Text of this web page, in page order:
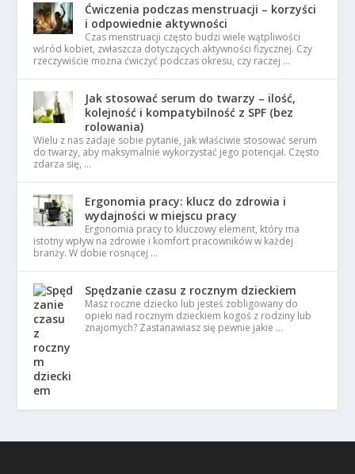
Ćwiczenia podczas menstruacji – korzyści
i odpowiednie aktywności
Czas menstruacji często budzi wiele wątpliwości
wśród kobiet, zwłaszcza dotyczących aktywności fizycznej. Czy
rzeczywiście można ćwiczyć podczas okresu, czy raczej …
Jak stosować serum do twarzy – ilość,
kolejność i kompatybilność z SPF (bez
rolowania)
Wielu z nas zadaje sobie pytanie, jak właściwie stosować serum
do twarzy, aby maksymalnie wykorzystać jego potencjał. Często
zdarza się, …
Ergonomia pracy: klucz do zdrowia i
wydajności w miejscu pracy
Ergonomia pracy to kluczowy element, który ma
istotny wpływ na zdrowie i komfort pracowników w każdej
branży. W dobie rosnącej …
Spędzanie czasu z rocznym dzieckiem
Masz roczne dziecko lub jesteś zobligowany do
opieki nad rocznym dzieckiem kogoś z rodziny lub
znajomych? Zastanawiasz się pewnie jakie …